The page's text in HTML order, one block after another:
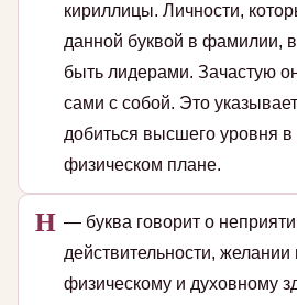
кириллицы. Личности,
данной буквой в фамилии,
быть лидерами. Зачастую
сами с собой. Это
добиться высшего уровня
физическом плане.
Н — буква говорит о
действительности, желании
физическому и духовному